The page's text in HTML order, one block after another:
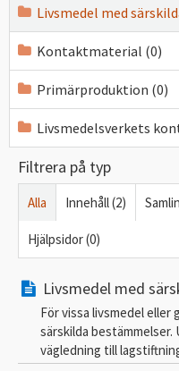
Livsmedel med
Kontaktmaterial (0)
Primärproduktion (0)
Livsmedelsverkets
Filtrera på typ
Alla Innehåll (2)
Hjälpsidor (0)
Livsmedel med
För vissa livsmedel eller
särskilda
vägledning till